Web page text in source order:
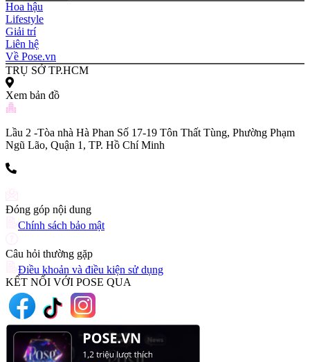
Hoa hậu
Lifestyle
Giải trí
Liên hệ
Về Pose.vn
TRỤ SỞ TP.HCM
Xem bản đồ
Lầu 2 -Tòa nhà Hà Phan Số 17-19 Tôn Thất Tùng, Phường Phạm
Ngũ Lão, Quận 1, TP. Hồ Chí Minh
Đóng góp nội dung
Chính sách bảo mật
Câu hỏi thường gặp
Điều khoản và điều kiện sử dụng
KẾT NỐI VỚI POSE QUA